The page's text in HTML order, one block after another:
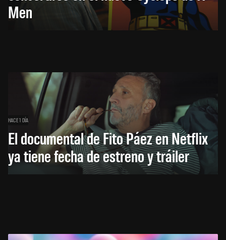
Men
HACE 1 DÍA
El documental de Fito Páez en Netflix
ya tiene fecha de estreno y tráiler